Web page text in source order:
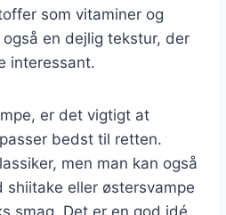
som vitaminer og
en dejlig tekstur, der
interessant.
er det vigtigt at
bedst til retten.
men man kan også
shiitake eller østersvampe
smag. Det er en god idé